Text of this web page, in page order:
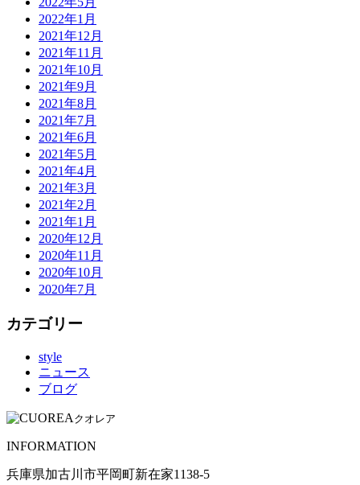
2022年1月
2021年12月
2021年11月
2021年10月
2021年9月
2021年8月
2021年7月
2021年6月
2021年5月
2021年4月
2021年3月
2021年2月
2021年1月
2020年12月
2020年11月
2020年10月
2020年7月
カテゴリー
style
ニュース
ブログ
クオレア
INFORMATION
兵庫県加古川市平岡町新在家1138-5